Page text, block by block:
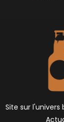
Site sur l'univers